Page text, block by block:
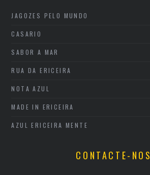
JAGOZES PELO MUNDO
CASARIO
SABOR A MAR
RUA DA ERICEIRA
NOTA AZUL
MADE IN ERICEIRA
AZUL ERICEIRA MENTE
CONTACTE-NOS